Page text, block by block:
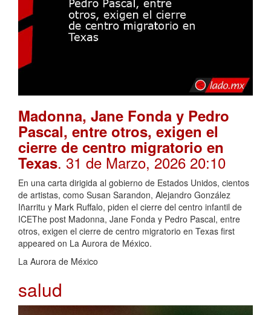
Madonna, Jane Fonda y Pedro
Pascal, entre otros, exigen el
cierre de centro migratorio en
Texas. 31 de Marzo, 2026 20:10
En una carta dirigida al gobierno de Estados Unidos, cientos
de artistas, como Susan Sarandon, Alejandro González
Iñarritu y Mark Ruffalo, piden el cierre del centro infantil de
ICEThe post Madonna, Jane Fonda y Pedro Pascal, entre
otros, exigen el cierre de centro migratorio en Texas first
appeared on La Aurora de México.
La Aurora de México
salud